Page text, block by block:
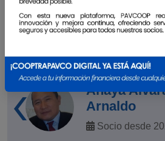
Cooptrapavco ha estado
principio. Desde mis
adquisición de mi casa
Anaya
Arnaldo
Socio desde
‹